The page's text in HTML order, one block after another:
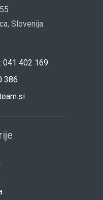
Slovenija
041 402 169
386